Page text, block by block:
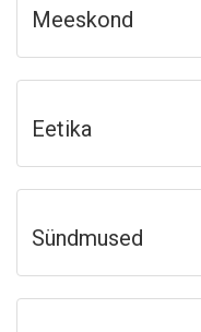
Meeskond
Eetika
Sündmused